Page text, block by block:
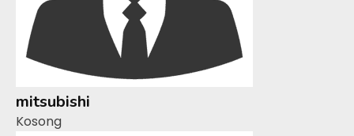
mitsubishi
Kosong